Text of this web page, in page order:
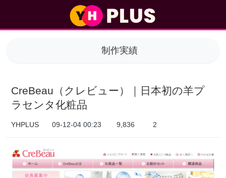
制作実績
CreBeau（クレビュー）｜日本初の羊プ
ラセンタ化粧品
YHPLUS 09-12-04 00:23 9,836 2
本文